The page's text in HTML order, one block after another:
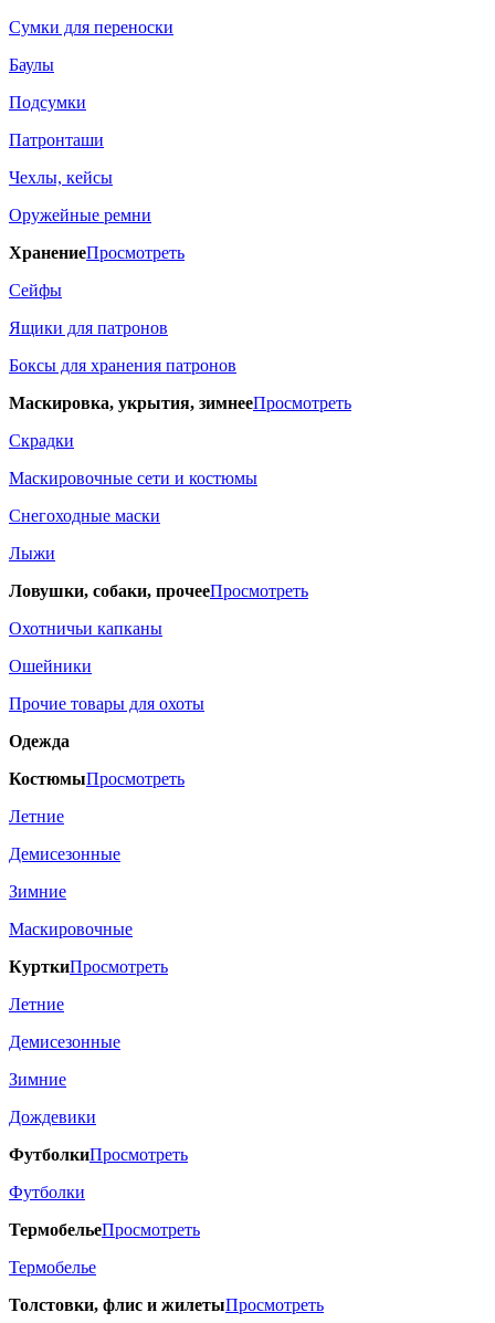
Сумки для переноски
Баулы
Подсумки
Патронташи
Чехлы, кейсы
Оружейные ремни
ХранениеПросмотреть
Сейфы
Ящики для патронов
Боксы для хранения патронов
Маскировка, укрытия, зимнееПросмотреть
Скрадки
Маскировочные сети и костюмы
Снегоходные маски
Лыжи
Ловушки, собаки, прочееПросмотреть
Охотничьи капканы
Ошейники
Прочие товары для охоты
Одежда
КостюмыПросмотреть
Летние
Демисезонные
Зимние
Маскировочные
КурткиПросмотреть
Летние
Демисезонные
Зимние
Дождевики
ФутболкиПросмотреть
Футболки
ТермобельеПросмотреть
Термобелье
Толстовки, флис и жилетыПросмотреть